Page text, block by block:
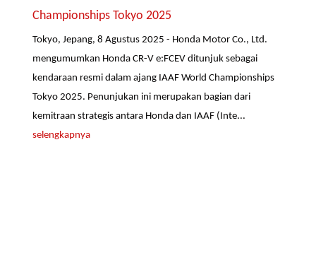
Championships Tokyo 2025
Tokyo, Jepang, 8 Agustus 2025 - Honda Motor Co., Ltd.
mengumumkan Honda CR-V e:FCEV ditunjuk sebagai
kendaraan resmi dalam ajang IAAF World Championships
Tokyo 2025. Penunjukan ini merupakan bagian dari
kemitraan strategis antara Honda dan IAAF (Inte...
selengkapnya